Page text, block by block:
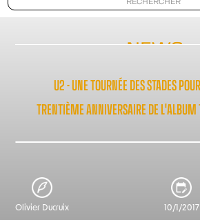
NEWS
U2 - UNE TOURNÉE DES STADES
TRENTIÈME ANNIVERSAIRE DE
Olivier Ducruix 10/1/2017